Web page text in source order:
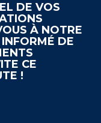
DE VOS
À NOTRE
DE
CE
!